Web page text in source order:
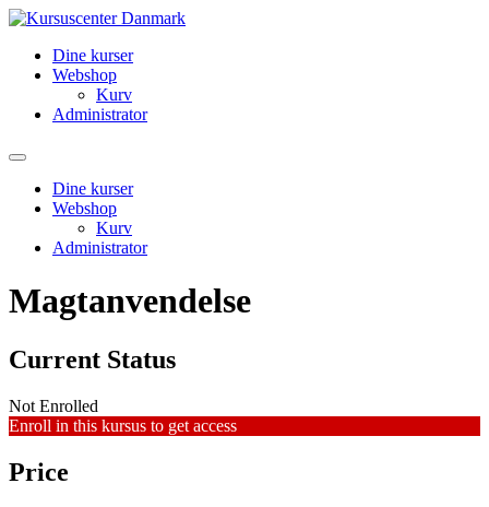
Videre
indholdDine kurser
Webshop
Kurv
Administrator
Dine kurser
Webshop
Kurv
Administrator
Magtanvendelse
Current Status
Not Enrolled
Enroll in this kursus to get access
Price